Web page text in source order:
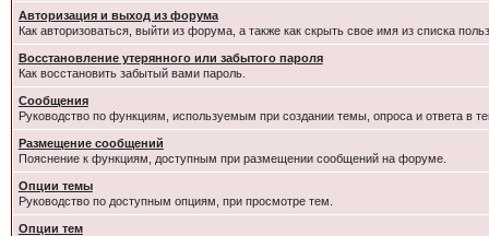
Авторизация и выход из форума
Как авторизоваться, выйти из форума, а также как скрыть свое имя из списка
Восстановление утерянного или забытого пароля
Как восстановить забытый вами пароль.
Сообщения
Руководство по функциям, используемым при создании темы, опроса и ответа в
Размещение сообщений
Пояснение к функциям, доступным при размещении сообщений на форуме.
Опции темы
Руководство по доступным опциям, при просмотре тем.
Опции тем